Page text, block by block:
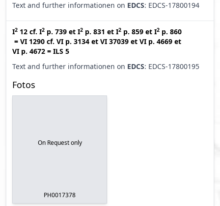
Text and further informationen on EDCS: EDCS-17800194
I2 12 cf. I2 p. 739 et I2 p. 831 et I2 p. 859 et I2 p. 860
= VI 1290 cf. VI p. 3134 et VI 37039 et VI p. 4669 et
VI p. 4672 = ILS 5
Text and further informationen on EDCS: EDCS-17800195
Fotos
On Request only
PH0017378